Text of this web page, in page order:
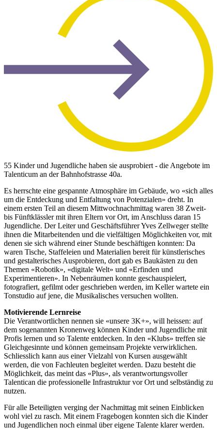
55 Kinder und Jugendliche haben sie ausprobiert - die Angebote im
Talenticum an der Bahnhofstrasse 40a.
Es herrschte eine gespannte Atmosphäre im Gebäude, wo «sich alles
um die Entdeckung und Entfaltung von Potenzialen» dreht. In
einem ersten Teil an diesem Mittwochnachmittag waren 38 Zweit-
bis Fünftklässler mit ihren Eltern vor Ort, im Anschluss daran 15
Jugendliche. Der Leiter und Geschäftsführer Yves Zellweger stellte
ihnen die Mitarbeitenden und die vielfältigen Möglichkeiten vor, mit
denen sie sich während einer Stunde beschäftigen konnten: Da
waren Tische, Staffeleien und Materialien bereit für künstlerisches
und gestalterisches Ausprobieren, dort gab es Baukästen zu den
Themen «Robotik», «digitale Welt» und «Erfinden und
Experimentieren». In Nebenräumen konnte geschauspielert,
fotografiert, gefilmt oder geschrieben werden, im Keller wartete ein
Tonstudio auf jene, die Musikalisches versuchen wollten.
Motivierende Lernreise
Die Verantwortlichen nennen sie «unsere 3K+», will heissen: auf
dem sogenannten Kronenweg können Kinder und Jugendliche mit
Profis lernen und so Talente entdecken. In den «Klubs» treffen sie
Gleichgesinnte und können gemeinsam Projekte verwirklichen.
Schliesslich kann aus einer Vielzahl von Kursen ausgewählt
werden, die von Fachleuten begleitet werden. Dazu besteht die
Möglichkeit, das meint das «Plus», als verantwortungsvoller
Talentican die professionelle Infrastruktur vor Ort und selbständig zu
nutzen.
Für alle Beteiligten verging der Nachmittag mit seinen Einblicken
wohl viel zu rasch. Mit einem Fragebogen konnten sich die Kinder
und Jugendlichen noch einmal über eigene Talente klarer werden.